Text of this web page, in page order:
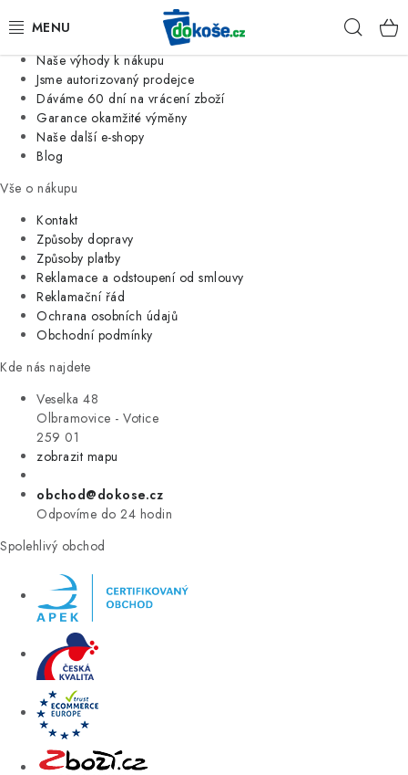
Jsme tradiční česká firma
Naše výhody k nákupu
Jsme autorizovaný prodejce
Dáváme 60 dní na vrácení zboží
Garance okamžité výměny
Naše další e-shopy
Blog
Vše o nákupu
Kontakt
Způsoby dopravy
Způsoby platby
Reklamace a odstoupení od smlouvy
Reklamační řád
Ochrana osobních údajů
Obchodní podmínky
Kde nás najdete
Veselka 48
Olbramovice - Votice
259 01
zobrazit mapu
obchod@dokose.cz
Odpovíme do 24 hodin
Spolehlivý obchod
KOŠE
SÁČKY
KUCHYNĚ
ORGANIZACE
DOMÁCNOST
ÚKLID
VÝPRODEJ
ZNAČKY
Úvod Kontakt Blog
Moje objednávka